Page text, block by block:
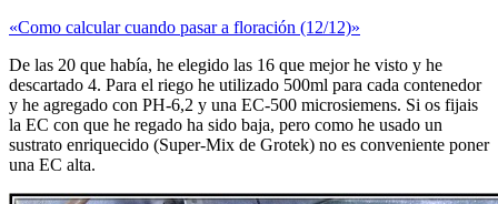
«Como calcular cuando pasar a floración (12/12)»
De las 20 que había, he elegido las 16 que mejor he visto y he
descartado 4. Para el riego he utilizado 500ml para cada contenedor
y he agregado con PH-6,2 y una EC-500 microsiemens. Si os fijais
la EC con que he regado ha sido baja, pero como he usado un
sustrato enriquecido (Super-Mix de Grotek) no es conveniente poner
una EC alta.